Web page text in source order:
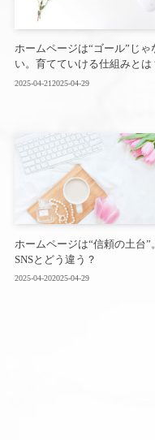
ホームページは“ゴール”じゃ
い。育てていける仕組みとは
2025-04-212025-04-29
ホームページは“信頼の土台”。
SNSとどう違う？
2025-04-202025-04-29